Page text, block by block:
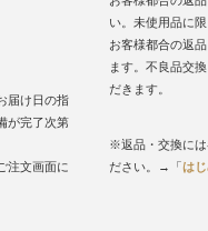
届け日の指
が完了次第
注文画面に
い。未使用品に限
お客様都合の返
ます。不良品交
だきます。
※返品・交換には
ださい。→「は